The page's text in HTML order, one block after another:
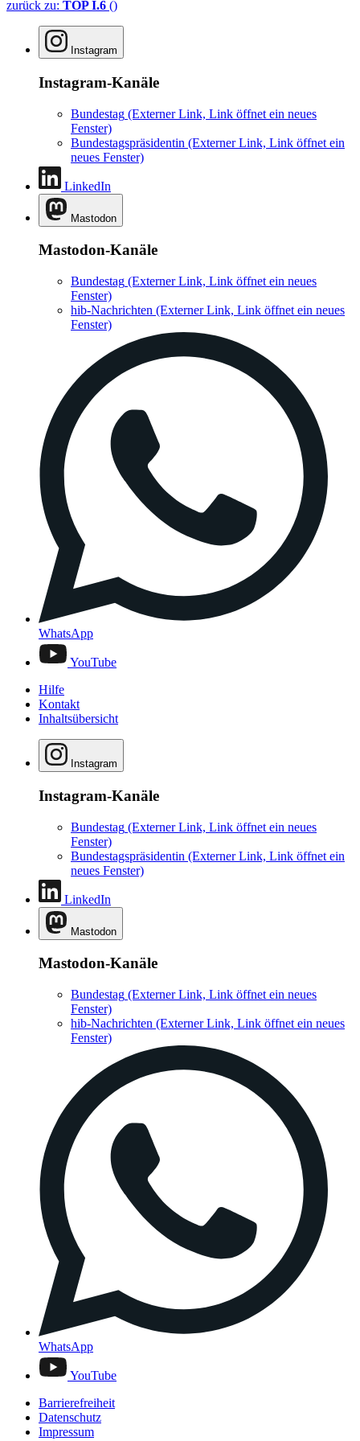
zurück zu: TOP I.6 ()
Instagram
Instagram-Kanäle
Bundestag (Externer Link, Link öffnet ein neues
Fenster)
Bundestagspräsidentin (Externer Link, Link öffnet ein
neues Fenster)
LinkedIn
Mastodon
Mastodon-Kanäle
Bundestag (Externer Link, Link öffnet ein neues
Fenster)
hib-Nachrichten (Externer Link, Link öffnet ein neues
Fenster)
WhatsApp
YouTube
Hilfe
Kontakt
Inhaltsübersicht
Instagram
Instagram-Kanäle
Bundestag (Externer Link, Link öffnet ein neues
Fenster)
Bundestagspräsidentin (Externer Link, Link öffnet ein
neues Fenster)
LinkedIn
Mastodon
Mastodon-Kanäle
Bundestag (Externer Link, Link öffnet ein neues
Fenster)
hib-Nachrichten (Externer Link, Link öffnet ein neues
Fenster)
WhatsApp
YouTube
Barrierefreiheit
Datenschutz
Impressum